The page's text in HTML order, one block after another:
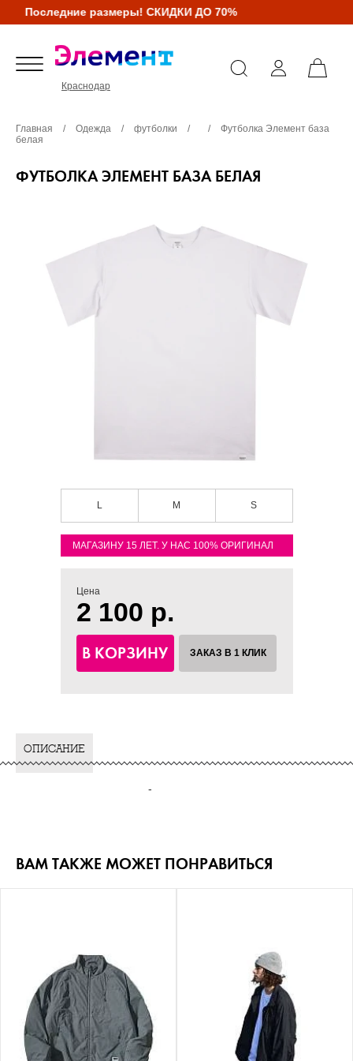
Последние размеры! СКИДКИ ДО 70%
Краснодар
Главная / Одежда / футболки / /
Футболка Элемент база
белая
ФУТБОЛКА ЭЛЕМЕНТ БАЗА БЕЛАЯ
L M S
МАГАЗИНУ 15 ЛЕТ. У НАС 100% ОРИГИНАЛ
Цена
2 100 р.
В КОРЗИНУ ЗАКАЗ В 1 КЛИК
ОПИСАНИЕ
-
ВАМ ТАКЖЕ МОЖЕТ ПОНРАВИТЬСЯ